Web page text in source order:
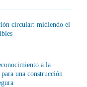
circular: midiendo el
a la
una construcción